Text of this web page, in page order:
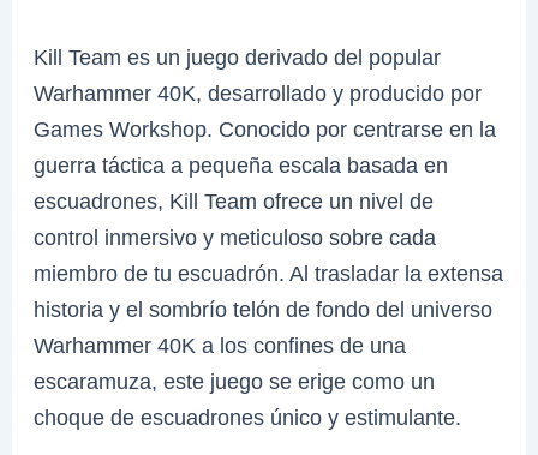
Kill Team es un juego derivado del popular
Warhammer 40K, desarrollado y producido por
Games Workshop. Conocido por centrarse en la
guerra táctica a pequeña escala basada en
escuadrones, Kill Team ofrece un nivel de
control inmersivo y meticuloso sobre cada
miembro de tu escuadrón. Al trasladar la extensa
historia y el sombrío telón de fondo del universo
Warhammer 40K a los confines de una
escaramuza, este juego se erige como un
choque de escuadrones único y estimulante.